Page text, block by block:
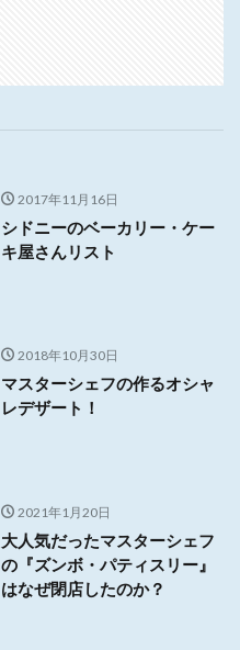
2017年11月16日
シドニーのベーカリー・ケー
キ屋さんリスト
2018年10月30日
マスターシェフの作るオシャ
レデザート！
2021年1月20日
大人気だったマスターシェフ
の『ズンボ・パティスリー』
はなぜ閉店したのか？